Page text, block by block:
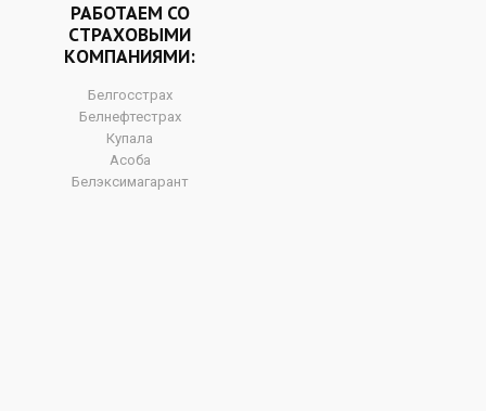
РАБОТАЕМ СО
СТРАХОВЫМИ
КОМПАНИЯМИ:
Белгосстрах
Белнефтестрах
Купала
Асоба
Белэксимагарант